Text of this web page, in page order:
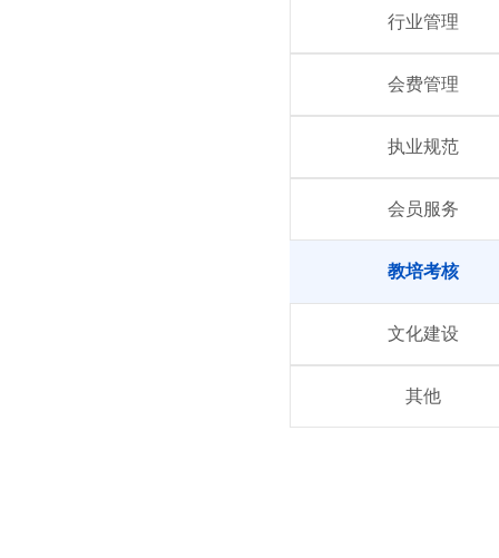
行业管理
会费管理
执业规范
会员服务
教培考核
文化建设
其他